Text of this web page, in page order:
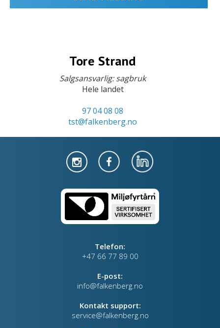
Tore Strand
Salgsansvarlig: sagbruk
Hele landet
97 04 08 08
tst@falkenberg.no
Telefon:
+47 66 77 89 00
E-post:
info@falkenberg.no
Kontakt support:
service@falkenberg.no